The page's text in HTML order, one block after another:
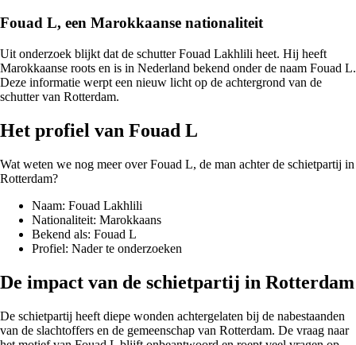
Fouad L, een Marokkaanse nationaliteit
Uit onderzoek blijkt dat de schutter Fouad Lakhlili heet. Hij heeft
Marokkaanse roots en is in Nederland bekend onder de naam Fouad L.
Deze informatie werpt een nieuw licht op de achtergrond van de
schutter van Rotterdam.
Het profiel van Fouad L
Wat weten we nog meer over Fouad L, de man achter de schietpartij in
Rotterdam?
Naam: Fouad Lakhlili
Nationaliteit: Marokkaans
Bekend als: Fouad L
Profiel: Nader te onderzoeken
De impact van de schietpartij in Rotterdam
De schietpartij heeft diepe wonden achtergelaten bij de nabestaanden
van de slachtoffers en de gemeenschap van Rotterdam. De vraag naar